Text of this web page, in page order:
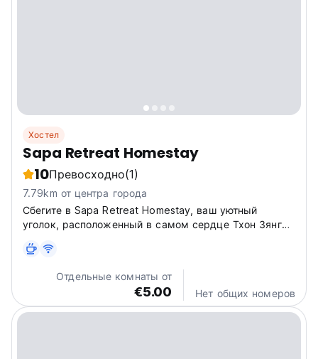
Хостел
Sapa Retreat Homestay
10Превосходно(1)
7.79km от центра города
Сбегите в Sapa Retreat Homestay, ваш уютный
уголок, расположенный в самом сердце Тхон Зянг
суете и окунитесь в яркую культуру и
захватывающие дух пейзажи Вьетнама. Это не
просто хостел, это опыт! Представьте,...
Отдельные комнаты от
€5.00 Нет общих номеров